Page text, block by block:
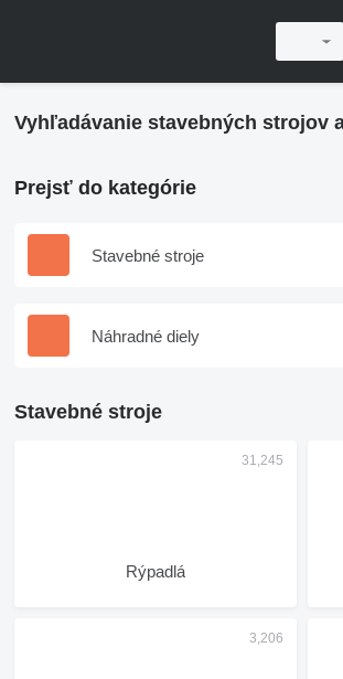
Vyhľadávanie stavebných strojov
Prejsť do kategórie
Stavebné stroje
Náhradné diely
Stavebné stroje
Rýpadlá